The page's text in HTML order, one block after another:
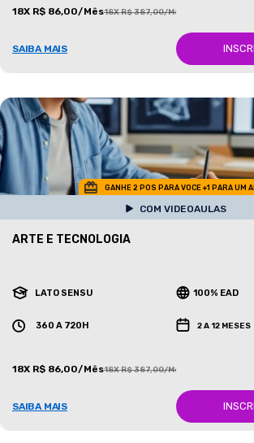
18X R$ 86,00/Mês18X R$ 387,00/Mês
SAIBA MAIS
GANHE 2 POS PARA VOCE +1 PARA UM
COM VIDEOAULAS
ARTE E TECNOLOGIA
LATO SENSU 100% EAD
360 A 720H 2 A 12 MESES
18X R$ 86,00/Mês18X R$ 387,00/Mês
SAIBA MAIS